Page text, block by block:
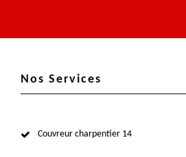
Nos Services
Couvreur charpentier 14